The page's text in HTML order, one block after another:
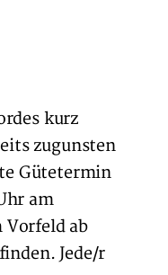
kurz
zugunsten
Gütetermin
am
Vorfeld ab
Jede/r